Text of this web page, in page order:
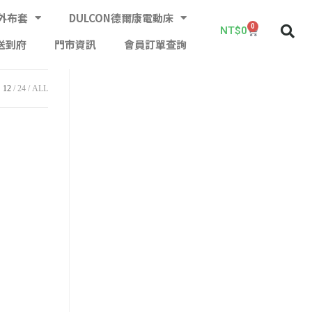
布套
DULCON德爾康電動床
到府
門市資訊 會員訂單查詢
NT$0 0
12 24 ALL